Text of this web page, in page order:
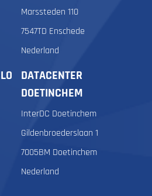
Marssteden 110
7547TD Enschede
Nederland
DATACENTER
DOETINCHEM
InterDC Doetinchem
Gildenbroederslaan 1
7005BM Doetinchem
Nederland